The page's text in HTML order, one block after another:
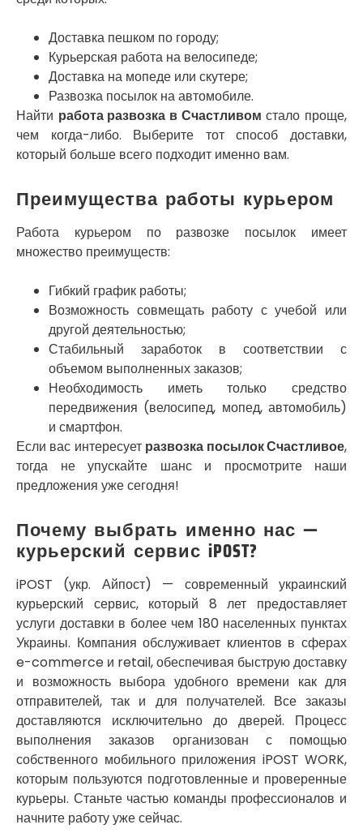
Доставка пешком по городу;
Курьерская работа на велосипеде;
Доставка на мопеде или скутере;
Развозка посылок на автомобиле.
Найти работа развозка в Счастливом стало проще,
чем когда-либо. Выберите тот способ доставки,
который больше всего подходит именно вам.
Преимущества работы курьером
Работа курьером по развозке посылок имеет
множество преимуществ:
Гибкий график работы;
Возможность совмещать работу с учебой или
другой деятельностью;
Стабильный заработок в соответствии с
объемом выполненных заказов;
Необходимость иметь только средство
передвижения (велосипед, мопед, автомобиль)
и смартфон.
Если вас интересует развозка посылок Счастливое,
тогда не упускайте шанс и просмотрите наши
предложения уже сегодня!
Почему выбрать именно нас —
курьерский сервис iPOST?
iPOST (укр. Айпост) — современный украинский
курьерский сервис, который 8 лет предоставляет
услуги доставки в более чем 180 населенных пунктах
Украины. Компания обслуживает клиентов в сферах
e-commerce и retail, обеспечивая быструю доставку
и возможность выбора удобного времени как для
отправителей, так и для получателей. Все заказы
доставляются исключительно до дверей. Процесс
выполнения заказов организован с помощью
собственного мобильного приложения iPOST WORK,
которым пользуются подготовленные и проверенные
курьеры. Станьте частью команды профессионалов и
начните работу уже сейчас.
Никитинцы
Николаев
Никополь
Новоалександровка
Новомосковск
Новоселки
Нововолынск
Одесса
Острог
Павлоград
Переяслав
Первомайск
Песочин
Петриков
Петропавловская Борщаговка
Подгородное
Погребы
Покров
Полтава
Прилуки
Путивль
Пятихатки
Раздельная
Решетиловка
Ромны
Ровно
Рудное
Самбор
Счастливое
Шепетовка
Шостка
Шпола
Синельниково
Славута
Славутич
Слобожанское
Смела
Софиевская Борщаговка
Сокольники
Солоницевка